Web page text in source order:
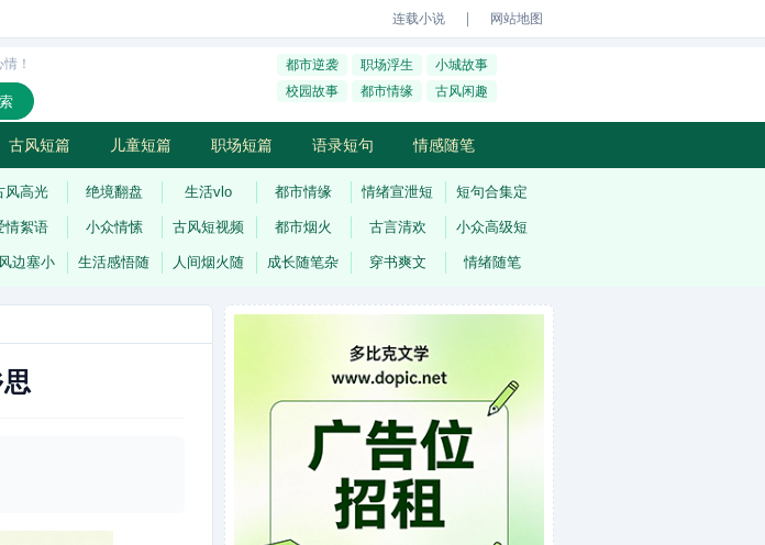
连载小说 ｜ 网站地图
！ 都市逆袭 职场浮生
小城故事
校园故事
都市情缘 古风闲趣
古风短篇 儿童短篇 职场短篇 语录短句 情感随笔
风高光 绝境翻盘 生活vlo 都市情缘 情绪宣泄短 短句合集定
情絮语 小众情愫 古风短视频 都市烟火 古言清欢 小众高级短
边塞小 生活感悟随 人间烟火随 成长随笔杂 穿书爽文 情绪随笔